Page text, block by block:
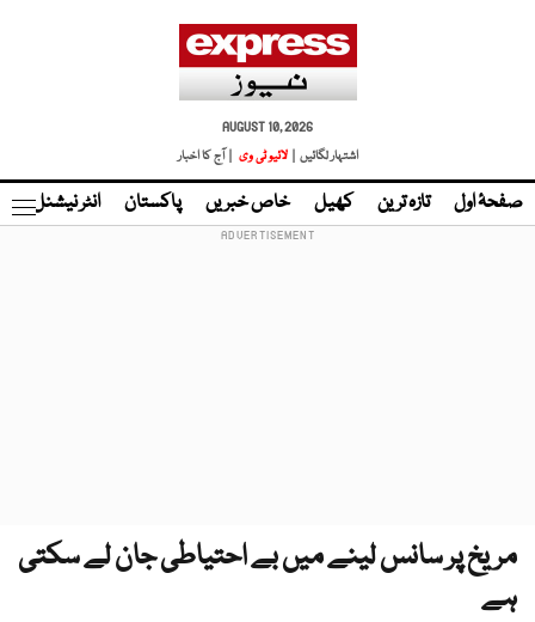
AUGUST 10, 2026
اشتہار لگائیں |
لائیو ٹی وی | آج کا اخبار
صفحۂ اول تازہ ترین کھیل خاص خبریں پاکستان انٹر نیشنل
مریخ پر سانس لینے میں بے احتیاطی جان لے سکتی
ہے